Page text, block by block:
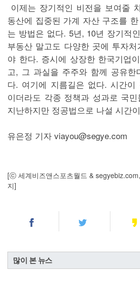
이제는 장기적인 비전을 보여줄
동산에 집중된 가계 자산 구조를
는 방법은 없다. 5년, 10년 장기적
부동산 말고도 다양한 곳에 투자
야 한다. 증시에 상장한 한국기업
고, 그 과실을 주주와 함께 공유
다. 여기에 지름길은 없다. 시간이
이더라도 각종 정책과 성과로 국
지난하지만 정공법으로 나설 시간
유은정 기자 viayou@segye.com
[ⓒ 세계비즈앤스포츠월드 &
지]
많이 본 뉴스